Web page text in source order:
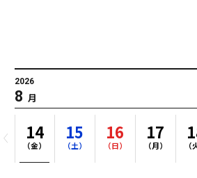
2026
8 月
14
（金）
15
（土）
16
（日）
17
（月） （